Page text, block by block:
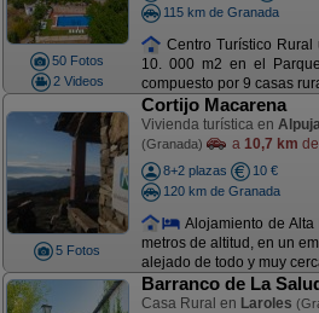
50 Fotos
2 Videos
115 km de Granada
Centro Turístico
10. 000 m2 en el
compuesto por 9 casas
5 Fotos
Cortijo Macarena
Vivienda turística en
(Granada) a 10,7 km
8+2 plazas
10 €
120 km de Granada
Alojamiento de
metros de altitud, en un
alejado de todo y muy
Barranco de La
Casa Rural en Laroles